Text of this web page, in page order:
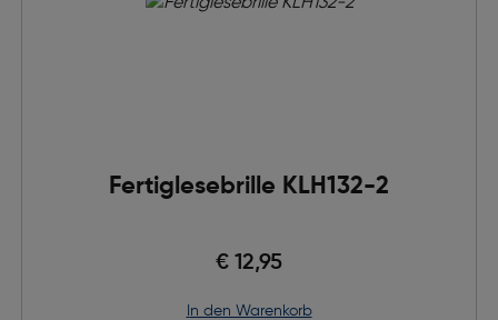
Fertiglesebrille KLH132-2
€ 12,95
in den Warenkorb